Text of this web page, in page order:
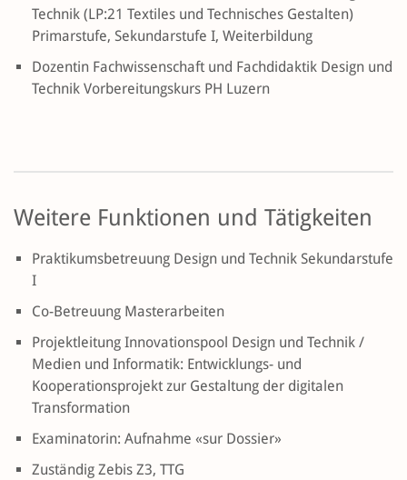
Technik (LP:21 Textiles und Technisches Gestalten)
Primarstufe, Sekundarstufe I, Weiterbildung
Dozentin Fachwissenschaft und Fachdidaktik Design und
Technik Vorbereitungskurs PH Luzern
Weitere Funktionen und Tätigkeiten
Praktikumsbetreuung Design und Technik Sekundarstufe
I
Co-Betreuung Masterarbeiten
Projektleitung Innovationspool Design und Technik /
Medien und Informatik: Entwicklungs- und
Kooperationsprojekt zur Gestaltung der digitalen
Transformation
Examinatorin: Aufnahme «sur Dossier»
Zuständig Zebis Z3, TTG